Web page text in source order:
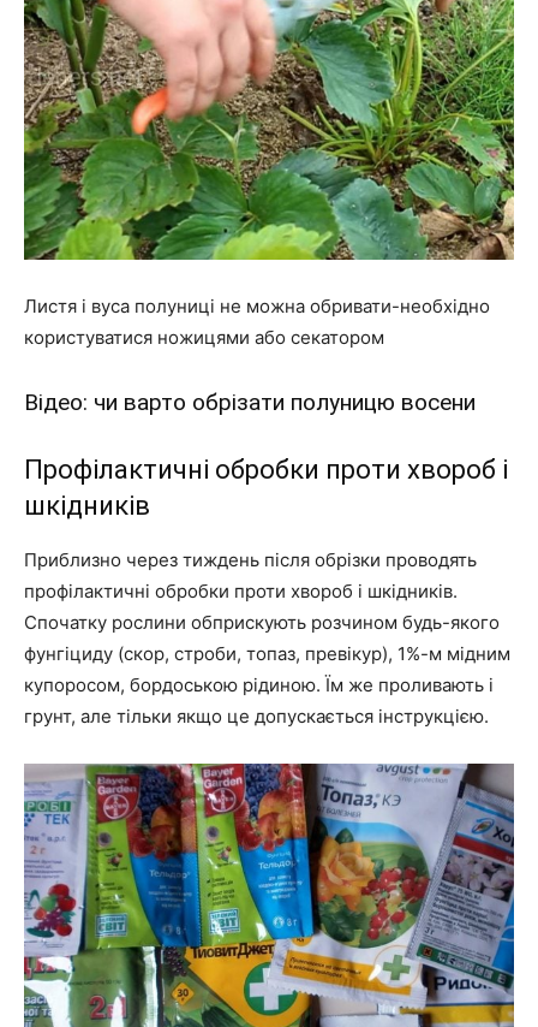
Листя і вуса полуниці не можна обривати-необхідно
користуватися ножицями або секатором
Відео: чи варто обрізати полуницю восени
Профілактичні обробки проти хвороб і
шкідників
Приблизно через тиждень після обрізки проводять
профілактичні обробки проти хвороб і шкідників.
Спочатку рослини обприскують розчином будь-якого
фунгіциду (скор, строби, топаз, превікур), 1%-м мідним
купоросом, бордоською рідиною. Їм же проливають і
грунт, але тільки якщо це допускається інструкцією.